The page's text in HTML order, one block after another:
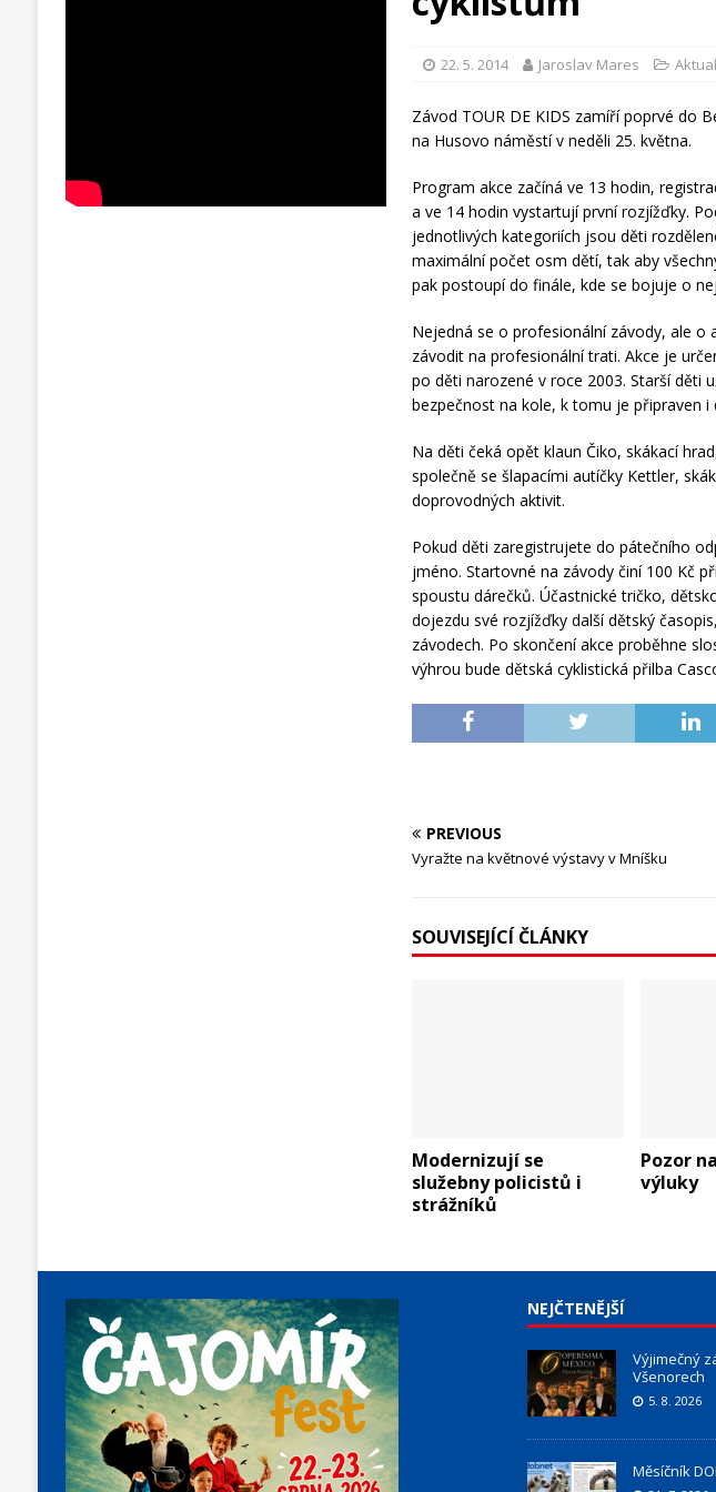
22. 5. 2014 Jaroslav Mares
Závod TOUR DE KIDS zamíří poprvé do
na Husovo náměstí v neděli 25. května.
Program akce začíná ve 13 hodin,
a ve 14 hodin vystartují první rozjížďky.
jednotlivých kategoriích jsou děti
maximální počet osm dětí, tak aby
pak postoupí do finále, kde se bojuje o
Nejedná se o profesionální závody, ale
závodit na profesionální trati. Akce je
po děti narozené v roce 2003. Starší děti
bezpečnost na kole, k tomu je připraven
Na děti čeká opět klaun Čiko, skákací
společně se šlapacími autíčky Kettler,
doprovodných aktivit.
Pokud děti zaregistrujete do pátečního
jméno. Startovné na závody činí 100 Kč
spoustu dárečků. Účastnické tričko,
dojezdu své rozjížďky další dětský
závodech. Po skončení akce proběhne
výhrou bude dětská cyklistická přilba
PREVIOUS
Vyražte na květnové výstavy v Mníšku
SOUVISEJÍCÍ ČLÁNKY
Modernizují se
služebny policistů i
strážníků
Pozor
výluky
NEJČTENĚJŠÍ
Výjimečný
Všenorech
5. 8. 2026
Měsíčník